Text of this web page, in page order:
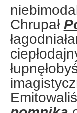
Chrupał